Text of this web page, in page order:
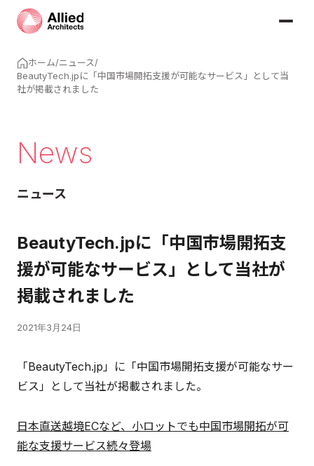
ホーム/ニュース/
BeautyTech.jpに「中国市場開拓支援が可能なサービス」として当
社が掲載されました
News
ニュース
BeautyTech.jpに「中国市場開拓支
援が可能なサービス」として当社が
掲載されました
2021年3月24日
「BeautyTech.jp」に「中国市場開拓支援が可能なサー
ビス」として当社が掲載されました。
日本直送越境ECなど、小ロットでも中国市場開拓が可
能な支援サービス続々登場